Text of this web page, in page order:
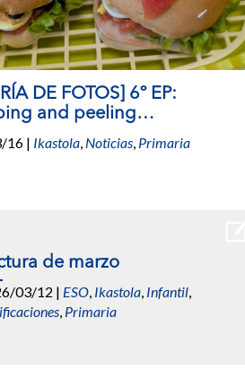
DE FOTOS] 6º EP:
and peeling…
16 | Ikastola Noticias Primaria
de marzo
03/12 | ESO Ikastola Infantil
Primaria